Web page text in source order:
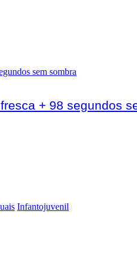
+ 98 segundos
Infantojuvenil